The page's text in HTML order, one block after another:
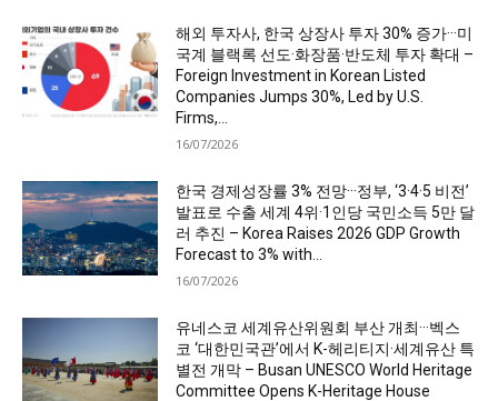
해외 투자사, 한국 상장사 투자 30% 증가···미
국계 블랙록 선도·화장품·반도체 투자 확대 –
Foreign Investment in Korean Listed
Companies Jumps 30%, Led by U.S.
Firms,...
16/07/2026
한국 경제성장률 3% 전망···정부, ‘3·4·5 비전’
발표로 수출 세계 4위·1인당 국민소득 5만 달
러 추진 – Korea Raises 2026 GDP Growth
Forecast to 3% with...
16/07/2026
유네스코 세계유산위원회 부산 개최···벡스
코 ‘대한민국관’에서 K-헤리티지·세계유산 특
별전 개막 – Busan UNESCO World Heritage
Committee Opens K-Heritage House